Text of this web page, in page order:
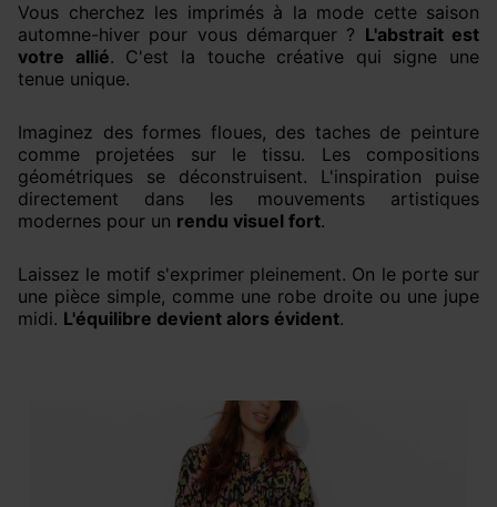
Vous cherchez les imprimés à la mode cette saison
automne-hiver pour vous démarquer ? L'abstrait est
votre allié. C'est la touche créative qui signe une
tenue unique.
Imaginez des formes floues, des taches de peinture
comme projetées sur le tissu. Les compositions
géométriques se déconstruisent. L'inspiration puise
directement dans les mouvements artistiques
modernes pour un rendu visuel fort.
Laissez le motif s'exprimer pleinement. On le porte sur
une pièce simple, comme une robe droite ou une jupe
midi. L'équilibre devient alors évident.